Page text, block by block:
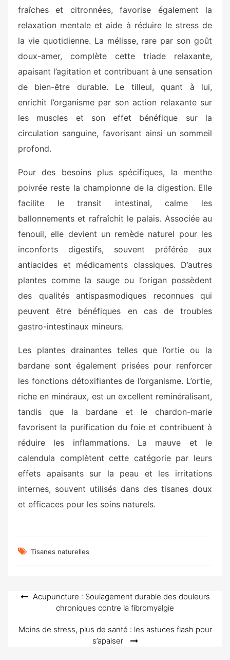
fraîches et citronnées, favorise également la
relaxation mentale et aide à réduire le stress de
la vie quotidienne. La mélisse, rare par son goût
doux-amer, complète cette triade relaxante,
apaisant l’agitation et contribuant à une sensation
de bien-être durable. Le tilleul, quant à lui,
enrichit l’organisme par son action relaxante sur
les muscles et son effet bénéfique sur la
circulation sanguine, favorisant ainsi un sommeil
profond.
Pour des besoins plus spécifiques, la menthe
poivrée reste la championne de la digestion. Elle
facilite le transit intestinal, calme les
ballonnements et rafraîchit le palais. Associée au
fenouil, elle devient un remède naturel pour les
inconforts digestifs, souvent préférée aux
antiacides et médicaments classiques. D’autres
plantes comme la sauge ou l’origan possèdent
des qualités antispasmodiques reconnues qui
peuvent être bénéfiques en cas de troubles
gastro-intestinaux mineurs.
Les plantes drainantes telles que l’ortie ou la
bardane sont également prisées pour renforcer
les fonctions détoxifiantes de l’organisme. L’ortie,
riche en minéraux, est un excellent reminéralisant,
tandis que la bardane et le chardon-marie
favorisent la purification du foie et contribuent à
réduire les inflammations. La mauve et le
calendula complètent cette catégorie par leurs
effets apaisants sur la peau et les irritations
internes, souvent utilisés dans des tisanes doux
et efficaces pour les soins naturels.
Tisanes naturelles
Navigation
l’article
Acupuncture : Soulagement durable des douleurs
chroniques contre la fibromyalgie
Moins de stress, plus de santé : les astuces flash pour
s’apaiser